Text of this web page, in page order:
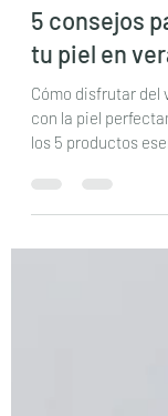
Vanessa
25 jul 2024
2
5 consejos
tu piel en
Cómo disfrutar del
los 5 productos